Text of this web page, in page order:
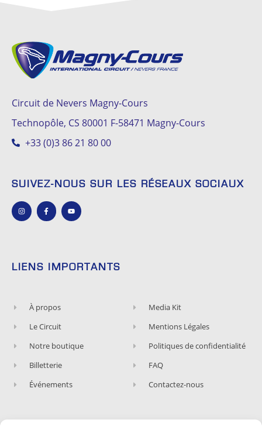
Circuit de Nevers Magny-Cours
Technopôle, CS 80001 F-58471 Magny-Cours
+33 (0)3 86 21 80 00
SUIVEZ-NOUS SUR LES RÉSEAUX SOCIAUX
LIENS IMPORTANTS
À propos
Le Circuit
Notre boutique
Billetterie
Événements
Media Kit
Mentions Légales
Politiques de confidentialité
FAQ
Contactez-nous